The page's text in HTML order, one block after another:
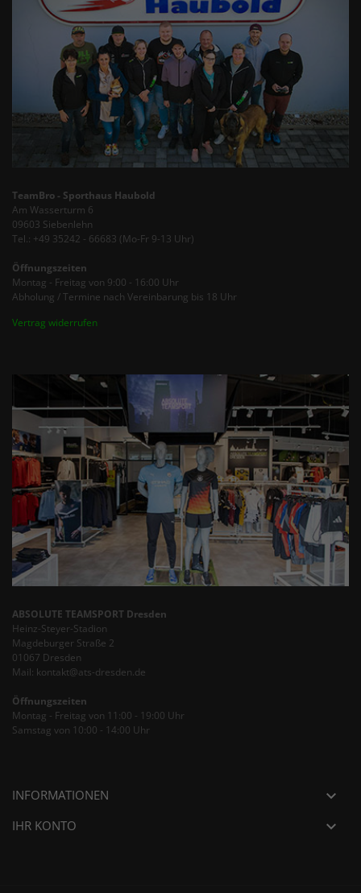
TeamBro - Sporthaus Haubold
Am Wasserturm 6
09603 Siebenlehn
Tel.: +49 35242 - 66683 (Mo-Fr 9-13 Uhr)
Öffnungszeiten
Montag - Freitag von 9:00 - 16:00 Uhr
Abholung / Termine nach Vereinbarung bis 18 Uhr
Vertrag widerrufen
ABSOLUTE TEAMSPORT Dresden
Heinz-Steyer-Stadion
Magdeburger Straße 2
01067 Dresden
Mail: kontakt@ats-dresden.de
Öffnungszeiten
Montag - Freitag von 11:00 - 19:00 Uhr
Samstag von 10:00 - 14:00 Uhr
INFORMATIONEN 
IHR KONTO 